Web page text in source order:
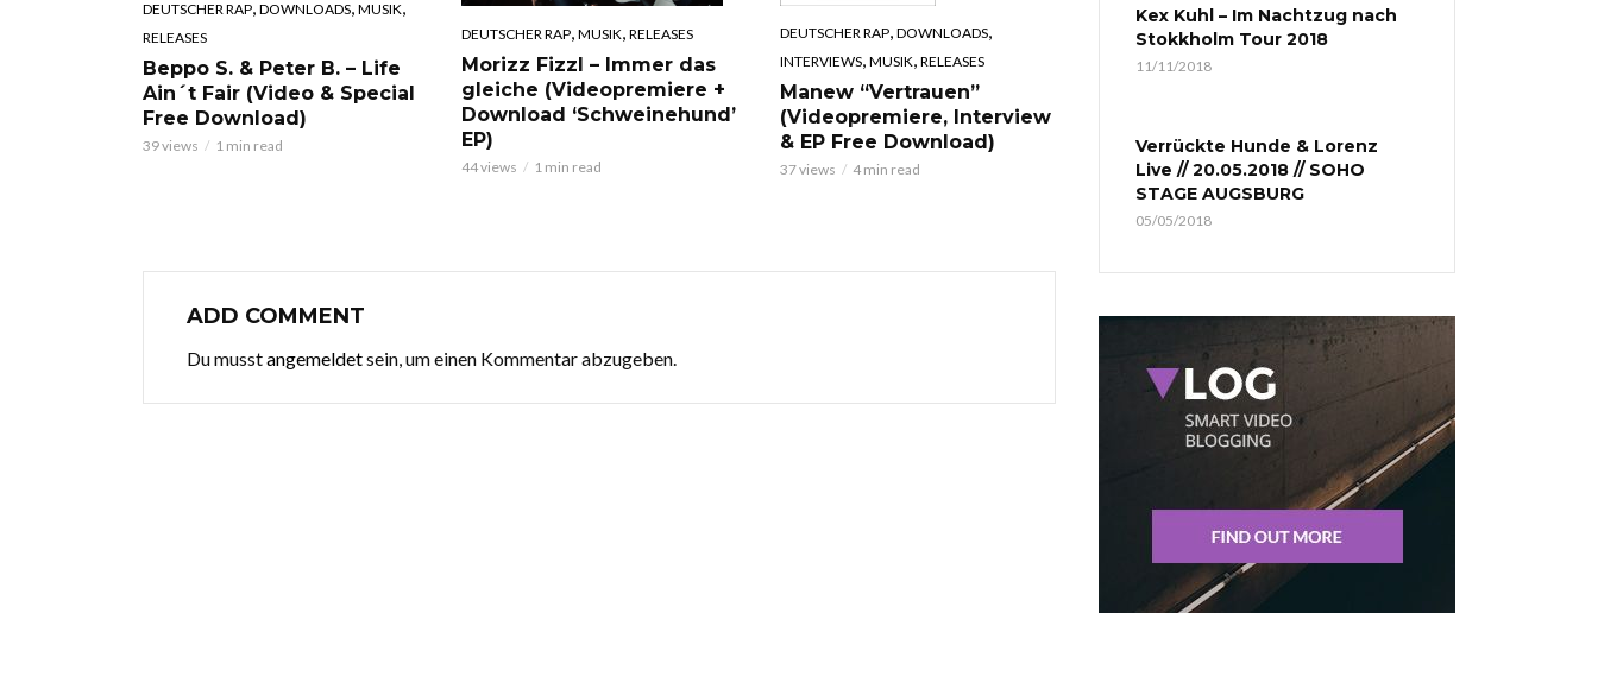
DEUTSCHER RAP DOWNLOADS MUSIK
RELEASES
Beppo S. & Peter B. – Life
Ain´t Fair (Video & Special
Free Download)
39 views 1 min read
DEUTSCHER RAP, MUSIK RELEASES
Morizz Fizzl – Immer das
gleiche (Videopremiere +
Download ‘Schweinehund’
EP)
44 views 1 min read
DEUTSCHER RAP, DOWNLOADS,
INTERVIEWS, MUSIK, RELEASES
Manew “Vertrauen”
(Videopremiere, Interview
& EP Free Download)
37 views 4 min read
ADD COMMENT
Du musstangemeldetsein, um einen Kommentar abzugeben.
Kex Kuhl – Im Nachtzug nach
Stokkholm Tour 2018
11/11/2018
Verrückte Hunde & Lorenz
Live // 20.05.2018 // SOHO
STAGE AUGSBURG
05/05/2018